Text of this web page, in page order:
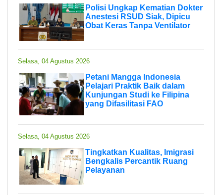
Polisi Ungkap Kematian Dokter
Anestesi RSUD Siak, Dipicu
Obat Keras Tanpa Ventilator
Selasa, 04 Agustus 2026
Petani Mangga Indonesia
Pelajari Praktik Baik dalam
Kunjungan Studi ke Filipina
yang Difasilitasi FAO
Selasa, 04 Agustus 2026
Tingkatkan Kualitas, Imigrasi
Bengkalis Percantik Ruang
Pelayanan